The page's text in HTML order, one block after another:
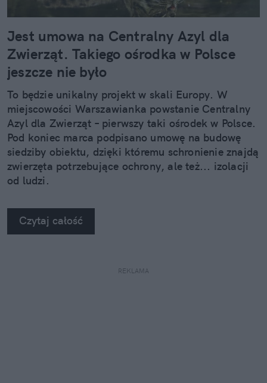
Jest umowa na Centralny Azyl dla
Zwierząt. Takiego ośrodka w Polsce
jeszcze nie było
To będzie unikalny projekt w skali Europy. W
miejscowości Warszawianka powstanie Centralny
Azyl dla Zwierząt – pierwszy taki ośrodek w Polsce.
Pod koniec marca podpisano umowę na budowę
siedziby obiektu, dzięki któremu schronienie znajdą
zwierzęta potrzebujące ochrony, ale też... izolacji
od ludzi.
Czytaj całość
REKLAMA